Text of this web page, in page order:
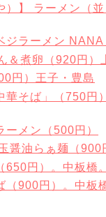
）】 ラーメン（
ジラーメン
＆煮卵（920円）
円）王子・豊島
華そば」（750円
ーメン（500円）
醤油らぁ麺（900
650円）。中板橋。
（900円）。中板